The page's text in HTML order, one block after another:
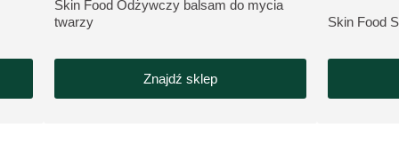
ZOBACZ PRODUKT:
Skin Food Odżywczy balsam do mycia
twarzy
Znajdź sklep
ZOBACZ
Skin Food